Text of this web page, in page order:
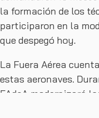
la formación de los
participaron en la
que despegó hoy.
La Fuera Aérea
estas aeronaves.
FAdeA modernizará